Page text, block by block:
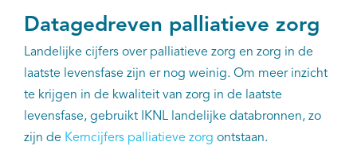
Datagedreven palliatieve zorg
Landelijke cijfers over palliatieve zorg en zorg in de
laatste levensfase zijn er nog weinig. Om meer inzicht
te krijgen in de kwaliteit van zorg in de laatste
levensfase, gebruikt IKNL landelijke databronnen, zo
zijn de Kerncijfers palliatieve zorg ontstaan.